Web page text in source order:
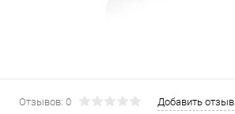
Отзывов: 0 Добавить отзыв